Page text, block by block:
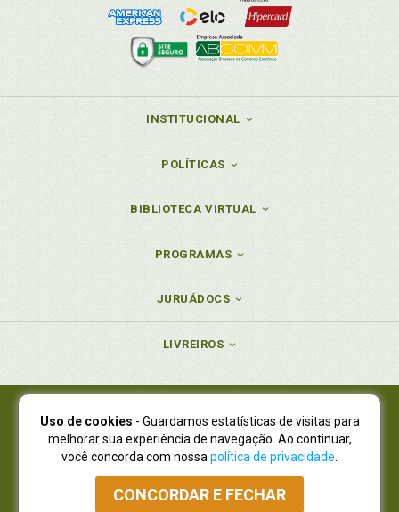
INSTITUCIONAL
POLÍTICAS
BIBLIOTECA VIRTUAL
PROGRAMAS
JURUÁDOCS
LIVREIROS
Juruá Editora Ltda., CNPJ 77.535.508/0001-19
Juruá Informática Ltda., CNPJ 01.701.561/0001-80
NOVO ENDEREÇO:R. Flávio Dallegrave, 7665, São Lourenço |
Curitiba - Paraná - CEP 82210-310
Atendimento: (41) 4009-3900|Vendas Atacado: (41) 4009-3939
Uso de cookies - Guardamos estatísticas de visitas para
melhorar sua experiência de navegação. Ao continuar,
você concorda com nossa política de privacidade
CONCORDAR E FECHAR